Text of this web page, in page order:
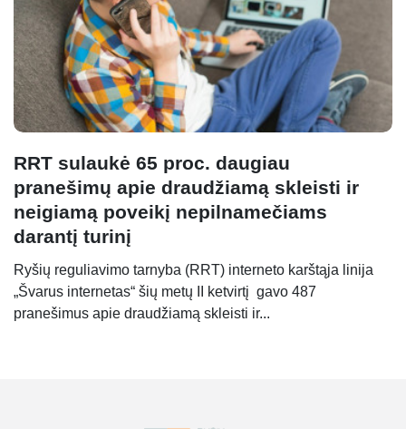
RRT sulaukė 65 proc. daugiau
pranešimų apie draudžiamą skleisti ir
neigiamą poveikį nepilnamečiams
darantį turinį
Ryšių reguliavimo tarnyba (RRT) interneto karštąja linija
„Švarus internetas“ šių metų II ketvirtį gavo 487
pranešimus apie draudžiamą skleisti ir...